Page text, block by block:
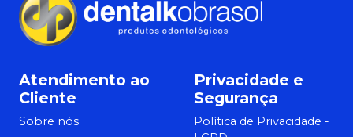
Atendimento ao
Cliente
Sobre nós
Privacidade e
Segurança
Política de Privacidade -